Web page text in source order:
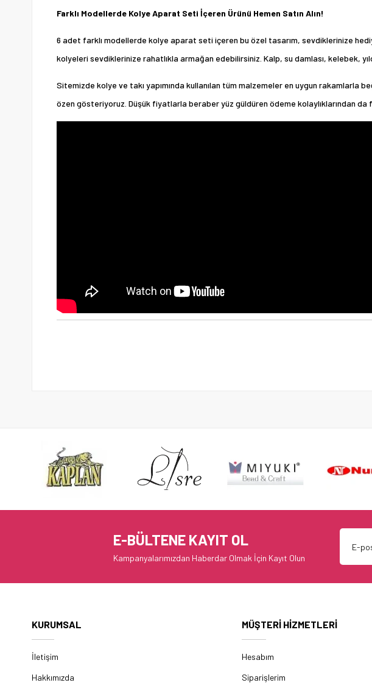
Farklı Modellerde Kolye Aparat Seti İçeren Ürünü Hemen Satın Alın!
6 adet farklı modellerde kolye aparat seti içeren bu özel tasarım, sevdiklerinize
kolyeleri sevdiklerinize rahatlıkla armağan edebilirsiniz. Kalp, su damlası, kelebek,
Sitemizde kolye ve takı yapımında kullanılan tüm malzemeler en uygun rakamlarla
özen gösteriyoruz. Düşük fiyatlarla beraber yüz güldüren ödeme kolaylıklarından
E-BÜLTENE KAYIT OL
Kampanyalarımızdan Haberdar Olmak İçin Kayıt Olun
KURUMSAL
İletişim
Hakkımızda
MÜŞTERİ HİZMETLERİ
Hesabım
Siparişlerim